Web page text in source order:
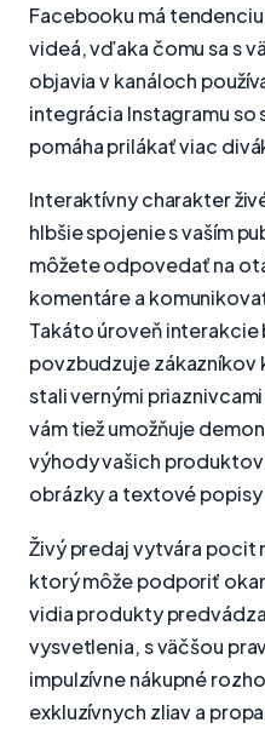
Facebooku má
videá, vďaka čomu sa s
objavia v kanáloch
integrácia Instagramu so
pomáha prilákať viac
Interaktívny charakter
hlbšie spojenie s vaším
môžete odpovedať na
komentáre a
Takáto úroveň interakcie
povzbudzuje zákazníkov
stali vernými
vám tiež umožňuje
výhody vašich
obrázky a textové
Živý predaj vytvára pocit
ktorý môže podporiť
vidia produkty
vysvetlenia, s väčšou
impulzívne nákupné
exkluzívnych zliav a